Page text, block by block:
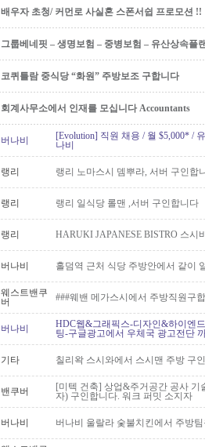
배우자 초청/ 커먼로 사실혼 스폰서쉽 프로모션 !!
그룹베네핏 – 생명보험 – 중병보험 – 유산상속플
코퀴틀람 중식당 “화원” 주방보조 구합니다
회계사무소에서 인재를 모십니다 Accountants
버나비
[Evolution] 직원 채용 / 월 $5,000* /
나비
랭리 랭리 노마스시 뎀뿌라, 서버 구인합
랭리 랭리 일식당 롤맨 ,서버 구인합니다
랭리 HARUKI JAPANESE BISTRO 스시
버나비 홀덤역 근처 식당 주방안에서 같이
웨스트밴쿠
버
###웨밴 메가스시에서 주방직원구
버나비
HDC웹&그래픽스-디자인&하이엔
팅-구글광고에서 우체국 광고전단
기타 칠리왁 스시와에서 스시맨 주방 구
밴쿠버
[미텍 건축] 상업&주거공간 공사
자) 구인합니다. 워크 퍼밋 소지자
버나비 버나비 울랄라 숯불치킨에서 주방